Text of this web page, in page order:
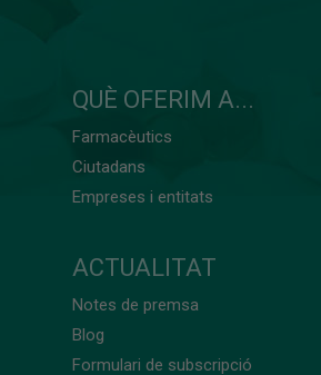
QUÈ OFERIM A...
Farmacèutics
Ciutadans
Empreses i entitats
ACTUALITAT
Notes de premsa
Blog
Formulari de subscripció